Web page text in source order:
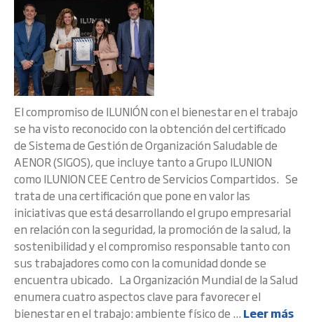
El compromiso de ILUNIÓN con el bienestar en el trabajo
se ha visto reconocido con la obtención del certificado
de Sistema de Gestión de Organización Saludable de
AENOR (SIGOS), que incluye tanto a Grupo ILUNION
como ILUNION CEE Centro de Servicios Compartidos. Se
trata de una certificación que pone en valor las
iniciativas que está desarrollando el grupo empresarial
en relación con la seguridad, la promoción de la salud, la
sostenibilidad y el compromiso responsable tanto con
sus trabajadores como con la comunidad donde se
encuentra ubicado. La Organización Mundial de la Salud
enumera cuatro aspectos clave para favorecer el
bienestar en el trabajo: ambiente físico de ... Leer más